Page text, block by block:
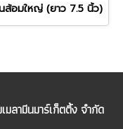
ส้อมใหญ่ (ยาว 7.5 นิ้ว)
ามีนมาร์เก็ตติ้ง จำกัด